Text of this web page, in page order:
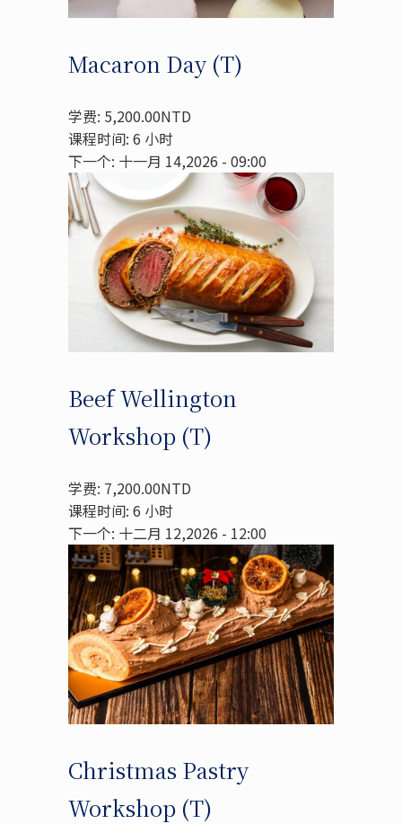
Macaron Day (T)
学费: 5,200.00NTD
课程时间: 6 小时
下一个: 十一月 14,2026 - 09:00
Beef Wellington
Workshop (T)
学费: 7,200.00NTD
课程时间: 6 小时
下一个: 十二月 12,2026 - 12:00
Christmas Pastry
Workshop (T)